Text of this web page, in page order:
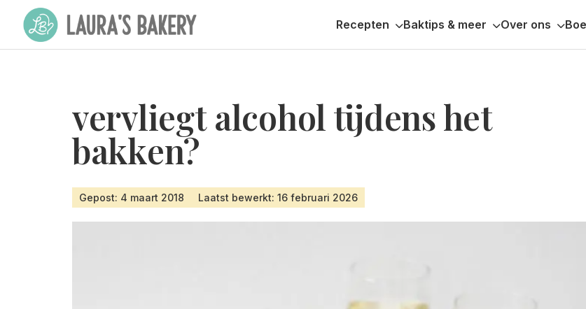
Recepten Baktips & meer Over ons
vervliegt alcohol tijdens het
bakken?
Gepost: 4 maart 2018 Laatst bewerkt: 16 februari 2026